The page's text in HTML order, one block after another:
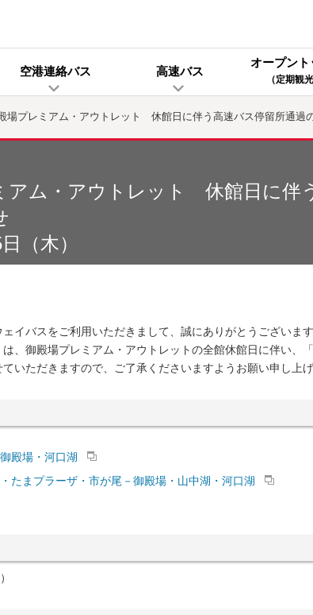
空港連絡バス 高速バス
オープント
（定期観
場プレミアム・アウトレット 休館日に伴う高速バス停留所通過
アム・アウトレット 休館日に伴
（木）
イバスをご利用いただきまして、誠にありがとうございます
は、御殿場プレミアム・アウトレットの全館休館日に伴い、
ていただきますので、ご了承くださいますようお願い申し上げ
殿場・河口湖
たまプラーザ・市が尾－御殿場・山中湖・河口湖